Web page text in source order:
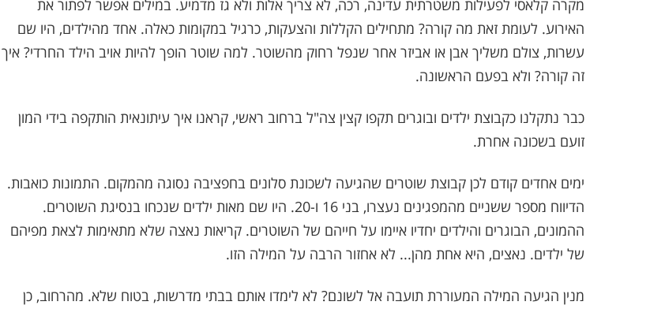
מקרה קלאסי לפעילות משטרתית עדינה, רכה, לא צריך אלות ולא גז מדמיע. במילים אפשר לפתור את
האירוע. לעומת זאת מה קורה? מתחילים הקללות והצעקות, כרגיל במקומות כאלה. אחד מהילדים, היו שם
עשרות, צולם משליך אבן או אביזר אחר שנפל רחוק מהשוטר. למה שוטר הופך להיות אויב הילד החרדי? איך
זה קורה? ולא בפעם הראשונה.
כבר נתקלנו כקבוצת ילדים ובוגרים תקפו קצין צה"ל ברחוב ראשי, קראנו איך עיתונאית הותקפה בידי המון
זועם בשכונה אחרת.
ימים אחדים קודם לכן קבוצת שוטרים שהגיעה לשכונת סלונים בחפציבה נסוגה מהמקום. התמונות כואבות.
הדיווח מספר ששניים מהמפגינים נעצרו, בני 16 ו-20. היו שם מאות ילדים שנכחו בנסיגת השוטרים.
ההמונים, הבוגרים והילדים יחדיו איימו על חייהם של השוטרים. קריאות נאצה שלא מתאימות לצאת מפיהם
של ילדים. נאצים, היא אחת מהן... לא אחזור הרבה על המילה הזו.
מנין הגיעה המילה המעוררת תועבה אל לשונם? לא לימדו אותם בבתי מדרשות, בטוח שלא. מהרחוב, כן